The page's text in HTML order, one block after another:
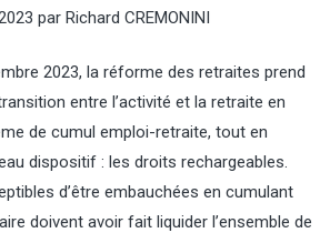
par Richard CREMONINI
2023, la réforme des retraites prend
entre l’activité et la retraite en
de cumul emploi-retraite, tout en
dispositif : les droits rechargeables.
d’être embauchées en cumulant
doivent avoir fait liquider l’ensemble de